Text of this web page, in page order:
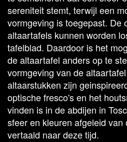
sereniteit stemt, terwijl een
vormgeving is toegepast. De
altaartafels kunnen worden
tafelblad. Daardoor is het
de altaartafel anders op te
vormgeving van de
altaarstukken zijn
optische fresco's en het
vinden is in de abdijen in
sfeer en kleuren afgeleid van
vertaald naar deze tijd.